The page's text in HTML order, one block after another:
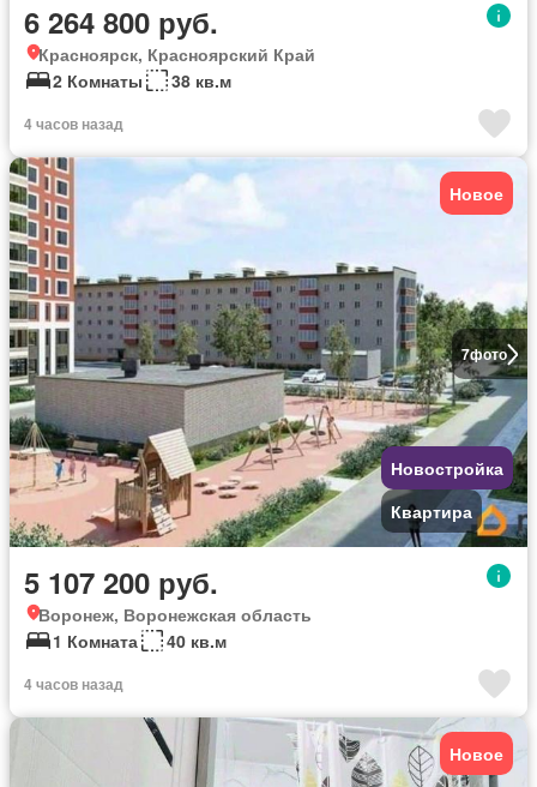
6 264 800 руб.
Красноярск, Красноярский Край
2 Комнаты
38 кв.м
4 часов назад
7фото
Новое
Новостройка
Квартира
5 107 200 руб.
Воронеж, Воронежская область
1 Комната
40 кв.м
4 часов назад
Новое